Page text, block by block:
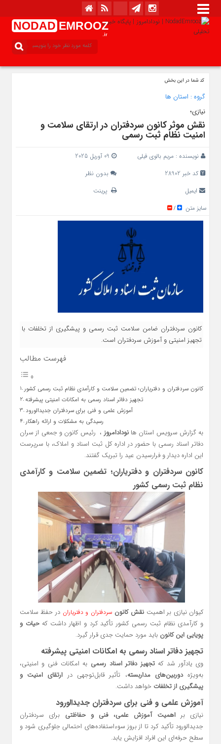
NODAD EMROOZ
.ir
کد شما در این بخش
گروه : استان ها
نیازی؛
نقش موثر کانون سردفتران در ارتقای سلامت و
امنیت نظام ثبت رسمی
نویسنده : مریم بالوی فیلی
کد خبر 28902
بدون نظر
ایمیل
پرینت
سایز متن
/
کانون سردفتران ضامن سلامت ثبت رسمی و پیشگیری از تخلفات با
تجهیز امنیتی و آموزش سردفتران است.
فهرست مطالب
کانون سردفتران و دفتریاران؛ تضمین سلامت و کارآمدی نظام ثبت رسمی کشور
تجهیز دفاتر اسناد رسمی به امکانات امنیتی پیشرفته
آموزش علمی و فنی برای سردفتران جدیدالورود
رسیدگی به مشکلات و ارائه راهکار
به گزارش سرویس استان هانودادامروز ، رئیس کانون و جمعی از سران
دفاتر اسناد رسمی با حضور در اداره کل ثبت اسناد و املاک، با سرپرست
این اداره دیدار و فرارسیدن عید را تبریک گفتند.
کانون سردفتران و دفتریاران؛ تضمین سلامت و کارآمدی
نظام ثبت رسمی کشور
کیوان نیازی بر اهمیتنقش کانون سردفتران و دفتریاران در حفظ سلامت
و کارآمدی نظام ثبت رسمی کشور تأکید کرد و اظهار داشت کهحیات و
پویایی این کانون باید مورد حمایت جدی قرار گیرد.
تجهیز دفاتر اسناد رسمی به امکانات امنیتی پیشرفته
وی یادآور شد کهتجهیز دفاتر اسناد رسمی به امکانات فنی و امنیتی،
به‌ویژهدوربین‌های مداربسته، تأثیر قابل‌توجهی در ارتقای امنیت و
پیشگیری از تخلفات خواهد داشت.
آموزش علمی و فنی برای سردفتران جدیدالورود
نیازی براهمیت آموزش علمی، فنی و حفاظتی برای سردفتران
جدیدالورود تأکید کرد تا از بروز سوءاستفاده‌های احتمالی جلوگیری شود و
سطح حرفه‌ای این افراد افزایش یابد.